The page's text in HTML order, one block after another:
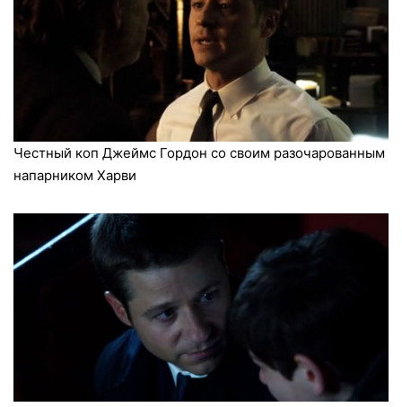
Честный коп Джеймс Гордон со своим разочарованным
напарником Харви